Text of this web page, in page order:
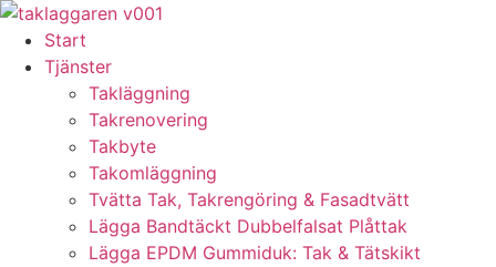
Skip
content
Start
Tjänster
Takläggning
Takrenovering
Takbyte
Takomläggning
Tvätta Tak, Takrengöring & Fasadtvätt
Lägga Bandtäckt Dubbelfalsat Plåttak
Lägga EPDM Gummiduk: Tak & Tätskikt